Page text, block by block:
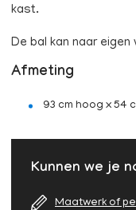
kast.
De bal kan naar
Afmeting
93 cm hoog x 54
Kunnen we je
Maatwerk of